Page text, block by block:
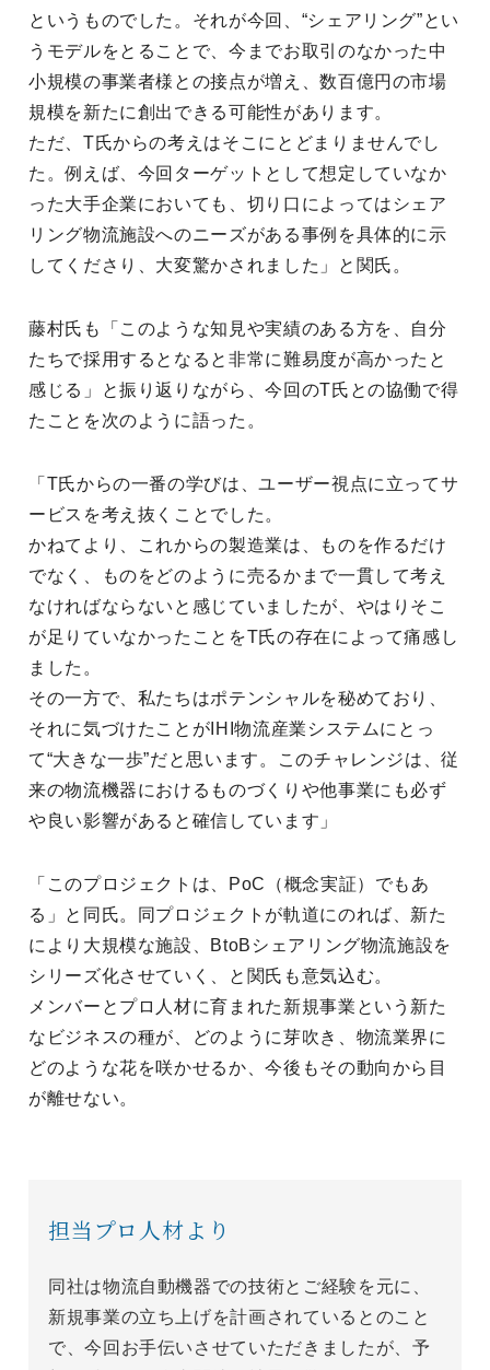
というものでした。それが今回、“シェアリング”とい
うモデルをとることで、今までお取引のなかった中
小規模の事業者様との接点が増え、数百億円の市場
規模を新たに創出できる可能性があります。
ただ、T氏からの考えはそこにとどまりませんでし
た。例えば、今回ターゲットとして想定していなか
った大手企業においても、切り口によってはシェア
リング物流施設へのニーズがある事例を具体的に示
してくださり、大変驚かされました」と関氏。
藤村氏も「このような知見や実績のある方を、自分
たちで採用するとなると非常に難易度が高かったと
感じる」と振り返りながら、今回のT氏との協働で得
たことを次のように語った。
「T氏からの一番の学びは、ユーザー視点に立ってサ
ービスを考え抜くことでした。
かねてより、これからの製造業は、ものを作るだけ
でなく、ものをどのように売るかまで一貫して考え
なければならないと感じていましたが、やはりそこ
が足りていなかったことをT氏の存在によって痛感し
ました。
その一方で、私たちはポテンシャルを秘めており、
それに気づけたことがIHI物流産業システムにとっ
て“大きな一歩”だと思います。このチャレンジは、従
来の物流機器におけるものづくりや他事業にも必ず
や良い影響があると確信しています」
「このプロジェクトは、PoC（概念実証）でもあ
る」と同氏。同プロジェクトが軌道にのれば、新た
により大規模な施設、BtoBシェアリング物流施設を
シリーズ化させていく、と関氏も意気込む。
メンバーとプロ人材に育まれた新規事業という新た
なビジネスの種が、どのように芽吹き、物流業界に
どのような花を咲かせるか、今後もその動向から目
が離せない。
担当プロ人材より
同社は物流自動機器での技術とご経験を元に、
新規事業の立ち上げを計画されているとのこと
で、今回お手伝いさせていただきましたが、予